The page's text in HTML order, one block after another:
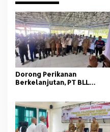
Dorong Perikanan
Berkelanjutan, PT BLL
Tangkap